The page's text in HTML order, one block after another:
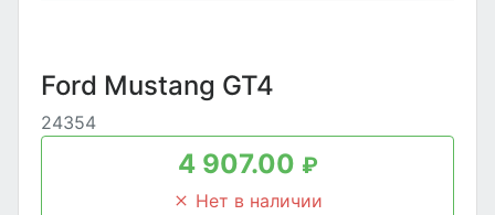
Ford Mustang GT4
24354
4 907.00 ₽
Нет в наличии